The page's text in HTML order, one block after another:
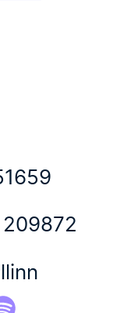
209872